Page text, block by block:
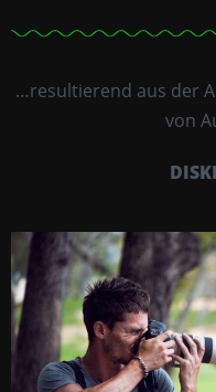
…resultierend aus der
von